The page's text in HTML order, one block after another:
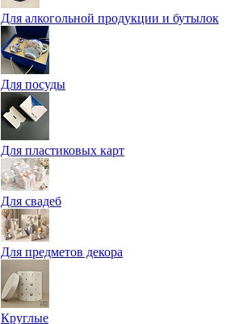
Для алкогольной продукции и бутылок
Для посуды
Для пластиковых карт
Для свадеб
Для предметов декора
Круглые